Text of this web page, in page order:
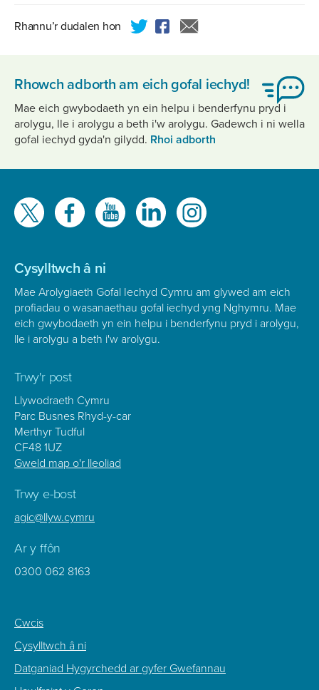
Rhannu’r dudalen hon
Rhowch adborth am eich gofal iechyd!
Mae eich gwybodaeth yn ein helpu i benderfynu pryd i
arolygu, lle i arolygu a beth i'w arolygu. Gadewch i ni wella
gofal iechyd gyda'n gilydd. Rhoi adborth
Gwelwch
ni
Cysylltwch â ni
Mae Arolygiaeth Gofal Iechyd Cymru am glywed am eich
profiadau o wasanaethau gofal iechyd yng Nghymru. Mae
eich gwybodaeth yn ein helpu i benderfynu pryd i arolygu,
lle i arolygu a beth i'w arolygu.
Trwy'r post
Llywodraeth Cymru
Parc Busnes Rhyd-y-car
Merthyr Tudful
CF48 1UZ
Gweld map o'r lleoliad
Trwy e-bost
agic@llyw.cymru
Ar y ffôn
0300 062 8163
Footer
Sub
Menu
Cwcis
Cysylltwch â ni
Datganiad Hygyrchedd ar gyfer Gwefannau